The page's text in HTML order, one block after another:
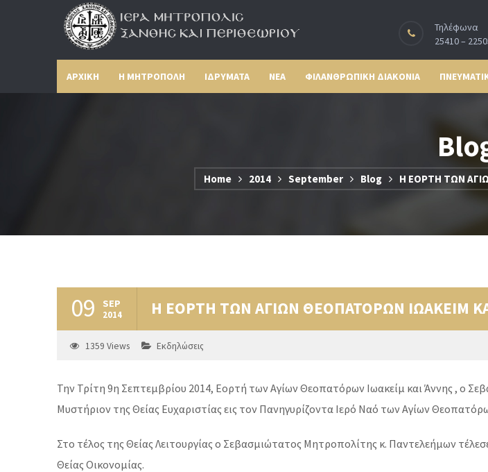
Τηλέφωνα
25410 –
ΑΡΧΙΚΗ Η ΜΗΤΡΟΠΟΛΗ ΙΔΡΥΜΑΤΑ ΝΕΑ ΦΙΛΑΝΘΡΩΠΙΚΗ ΔΙΑΚΟΝΙΑ
Home 2014 September Blog Η ΕΟΡΤΗ ΤΩΝ
09 SEP
2014 Η ΕΟΡΤΗ ΤΩΝ ΑΓΙΩΝ ΘΕΟΠΑΤΟΡΩΝ ΙΩΑΚΕΙΜ
1359 Views Εκδηλώσεις
Την Τρίτη 9η Σεπτεμβρίου 2014, Εορτή των Αγίων Θεοπατόρων Ιωακείμ και Άννης , ο
Μυστήριον της Θείας Ευχαριστίας εις τον Πανηγυρίζοντα Ιερό Ναό των Αγίων
Στο τέλος της Θείας Λειτουργίας ο Σεβασμιώτατος Μητροπολίτης κ. Παντελεήμων
Θείας Οικονομίας.